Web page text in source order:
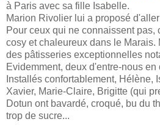
à Paris avec sa fille Isabelle.
Marion Rivolier lui a proposé
Pour ceux qui ne connaissent pas,
cosy et chaleureux dans le Marais.
des pâtisseries exceptionnelles
Evidemment, deux d'entre-nous en
Installés confortablement, Hélène,
Xavier, Marie-Claire, Brigitte (qui
Dotun ont bavardé, croqué, bu du
trop de sucre...